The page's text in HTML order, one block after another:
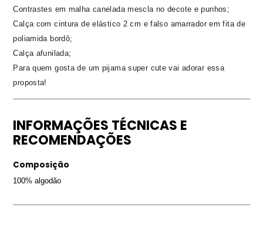
Contrastes em malha canelada mescla no decote e punhos;
Calça com cintura de elástico 2 cm e falso amarrador em fita de
poliamida bordô;
Calça afunilada;
Para quem gosta de um pijama super cute vai adorar essa
proposta!
INFORMAÇÕES TÉCNICAS E
RECOMENDAÇÕES
Composição
100% algodão